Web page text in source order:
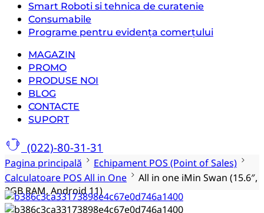
Smart Roboti si tehnica de curatenie
Consumabile
Programe pentru evidența comerțului
MAGAZIN
PROMO
PRODUSE NOI
BLOG
CONTACTE
SUPORT
(022)-80-31-31
Pagina principală
Echipament POS (Point of Sales)
Calculatoare POS All in One
All in one iMin Swan (15.6″,
2GB RAM, Android 11)